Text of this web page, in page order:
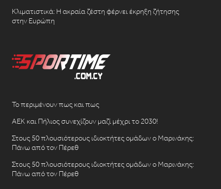
Κλιματιστικά: Η ακραία ζέστη φέρνει έκρηξη ζήτησης
στην Ευρώπη
Το περιμένουν πως και πως
ΑΕΚ και Πήλιος συνεχίζουν μαζί μέχρι το 2030!
Στους 50 πλουσιότερους ιδιοκτήτες ομάδων ο Μαρινάκης:
Πάνω από τον Πέρεθ
Στους 50 πλουσιότερους ιδιοκτήτες ομάδων ο Μαρινάκης:
Πάνω από τον Πέρεθ